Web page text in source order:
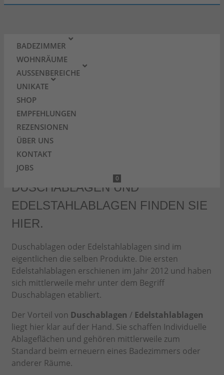
BADEZIMMER
WOHNRÄUME
AUSSENBEREICHE
UNIKATE
SHOP
EMPFEHLUNGEN
REZENSIONEN
ÜBER UNS
KONTAKT
JOBS
0
INFORMATIONEN ÜBER
DUSCHABLAGEN UND
EDELSTAHLABLAGEN FINDEN SIE
HIER.
Duschablagen oder Edelstahlablagen sind im
eigentlichen die selben Produkte. Die ersten
Edelstahlablagen erschienen im Jahr 2012 und haben
sich mittlerweile mehr unter dem Begriff
Duschablagen etabliert.
Der Vorteil von Duschablagen / Edelstahlablagen
liegt hier klar auf der Hand. Sie schaffen Individuelle
Ablageflächen und gehören mittlerweile zum
Standard beim erneuern eines Badezimmers oder
anderer Räume.